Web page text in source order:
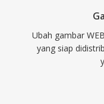
Ubah gambar
yang siap